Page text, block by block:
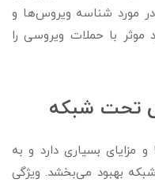
در مورد شناسه ویروس‌ها و
موثر با حملات ویروسی را
تحت شبکه
مزایای بسیاری دارد و به
بهبود می‌بخشد. ویژگی